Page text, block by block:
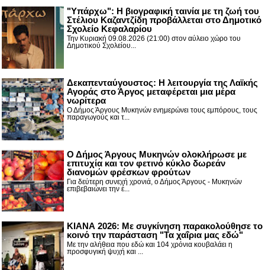
"Υπάρχω": Η βιογραφική ταινία με τη ζωή του
Στέλιου Καζαντζίδη προβάλλεται στο Δημοτικό
Σχολείο Κεφαλαρίου
Την Κυριακή 09.08.2026 (21:00) στον αύλειο χώρο του
Δημοτικού Σχολείου...
Δεκαπενταύγουστος: H λειτουργία της Λαϊκής
Αγοράς στο Άργος μεταφέρεται μια μέρα
νωρίτερα
Ο Δήμος Άργους Μυκηνών ενημερώνει τους εμπόρους, τους
παραγωγούς και τ...
Ο Δήμος Άργους Μυκηνών ολοκλήρωσε με
επιτυχία και τον φετινό κύκλο δωρεάν
διανομών φρέσκων φρούτων
Για δεύτερη συνεχή χρονιά, ο Δήμος Άργους - Μυκηνών
επιβεβαιώνει την έ...
ΚΙΑΝΑ 2026: Με συγκίνηση παρακολούθησε το
κοινό την παράσταση "Τα χαΐρια μας εδώ"
Με την αλήθεια που εδώ και 104 χρόνια κουβαλάει η
προσφυγική ψυχή και ...